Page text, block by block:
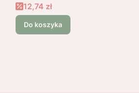
Cena promocyjna
12,74 zł
Do koszyka